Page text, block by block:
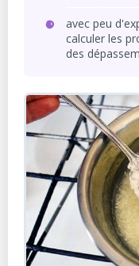
avec peu
calculer les
des